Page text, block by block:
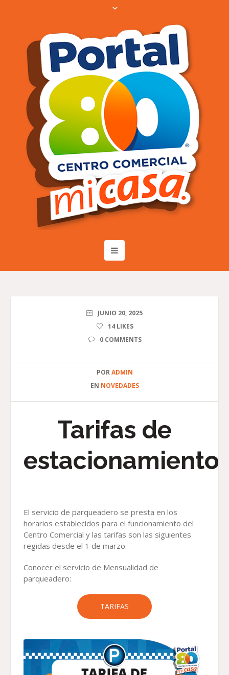
JUNIO 20, 2025
14LIKES
0 COMMENTS
PORADMIN
EN NOVEDADES
Tarifas de
estacionamiento
El servicio de parqueadero se presta en los
horarios establecidos para el funcionamiento del
Centro Comercial y las tarifas son las siguientes
regidas desde el 1 de marzo:
Conocer el servicio de Mensualidad de
parqueadero:
TARIFAS